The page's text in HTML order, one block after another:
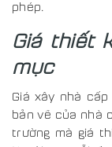
phép.
Giá thiết
mục
Giá xây nhà
bản vẽ của nhà
trường mà giá